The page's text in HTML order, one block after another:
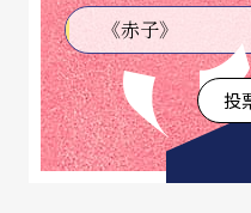
的管絃樂團，名為「
「奧菲歐四重奏」，
絃樂四重奏。
二○○○年，格里摩曾
《赤子》
投